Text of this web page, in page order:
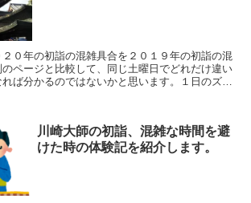
０年の初詣の混雑具合を２０１９年の初詣の混
ページと比較して、同じ土曜日でどれだけ違い
ば分かるのではないかと思います。１日のズレ
川崎大師の初詣、混雑な時間を避
けた時の体験記を紹介します。